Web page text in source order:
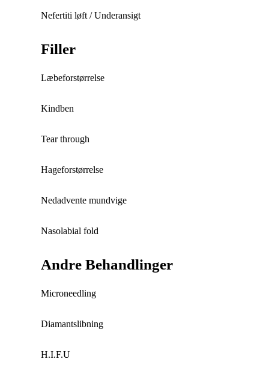
Nefertiti løft / Underansigt
Filler
Læbeforstørrelse
Kindben
Tear through
Hageforstørrelse
Nedadvente mundvige
Nasolabial fold
Andre Behandlinger
Microneedling
Diamantslibning
H.I.F.U